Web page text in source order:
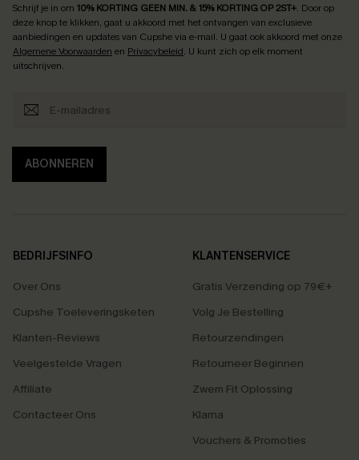
Schrijf je in om 10% KORTING GEEN MIN. & 15% KORTING OP 2ST+. Door op
deze knop te klikken, gaat u akkoord met het ontvangen van exclusieve
aanbiedingen en updates van Cupshe via e-mail. U gaat ook akkoord met onze
Algemene Voorwaarden en Privacybeleid. U kunt zich op elk moment
uitschrijven.
ABONNEREN
BEDRIJFSINFO
Over Ons
Cupshe Toeleveringsketen
Klanten-Reviews
Veelgestelde Vragen
Affiliate
Contacteer Ons
KLANTENSERVICE
Gratis Verzending op 79€+
Volg Je Bestelling
Retourzendingen
Retourneer Beginnen
Zwem Fit Oplossing
Klarna
Vouchers & Promoties